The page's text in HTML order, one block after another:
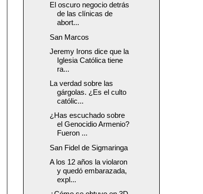
El oscuro negocio detrás
de las clínicas de
abort...
San Marcos
Jeremy Irons dice que la
Iglesia Católica tiene
ra...
La verdad sobre las
gárgolas. ¿Es el culto
católic...
¿Has escuchado sobre
el Genocidio Armenio?
Fueron ...
San Fidel de Sigmaringa
A los 12 años la violaron
y quedó embarazada,
expl...